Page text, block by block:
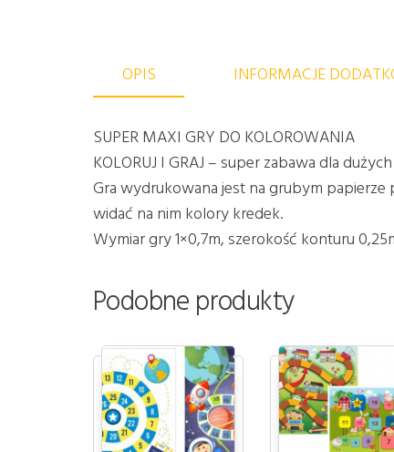
OPIS INFORMACJE
SUPER MAXI GRY DO KOLOROWANIA
KOLORUJ I GRAJ – super zabawa dla
Gra wydrukowana jest na grubym
widać na nim kolory kredek.
Wymiar gry 1×0,7m, szerokość konturu
Podobne produkty